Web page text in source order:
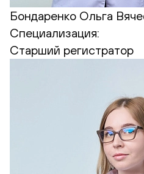
Бондаренко Ольга
Специализация:
Старший регистратор